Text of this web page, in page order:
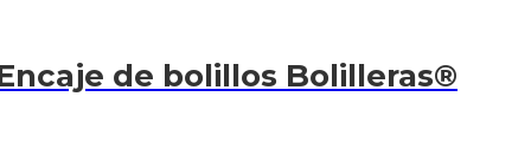
de bolillos Bolilleras®